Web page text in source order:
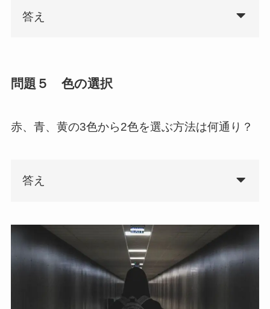
答え
問題５ 色の選択
赤、青、黄の3色から2色を選ぶ方法は何通り？
答え